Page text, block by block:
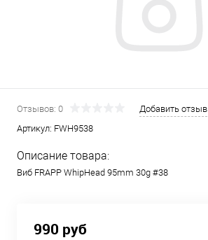
Отзывов: 0
Добавить отзыв
Артикул: FWH9538
Описание товара:
Виб FRAPP WhipHead 95mm 30g #38
990 руб